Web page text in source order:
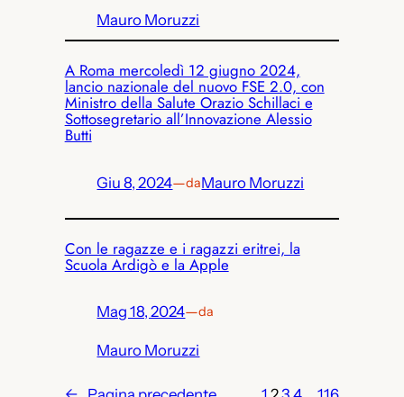
Mauro Moruzzi
A Roma mercoledì 12 giugno 2024,
lancio nazionale del nuovo FSE 2.0, con
Ministro della Salute Orazio Schillaci e
Sottosegretario all’Innovazione Alessio
Butti
Giu 8, 2024—daMauro Moruzzi
Con le ragazze e i ragazzi eritrei, la
Scuola Ardigò e la Apple
Mag 18, 2024—da
Mauro Moruzzi